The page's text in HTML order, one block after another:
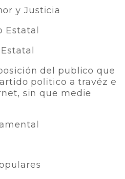
y Justicia
Estatal
del publico que
politico a travéz e
sin que medie